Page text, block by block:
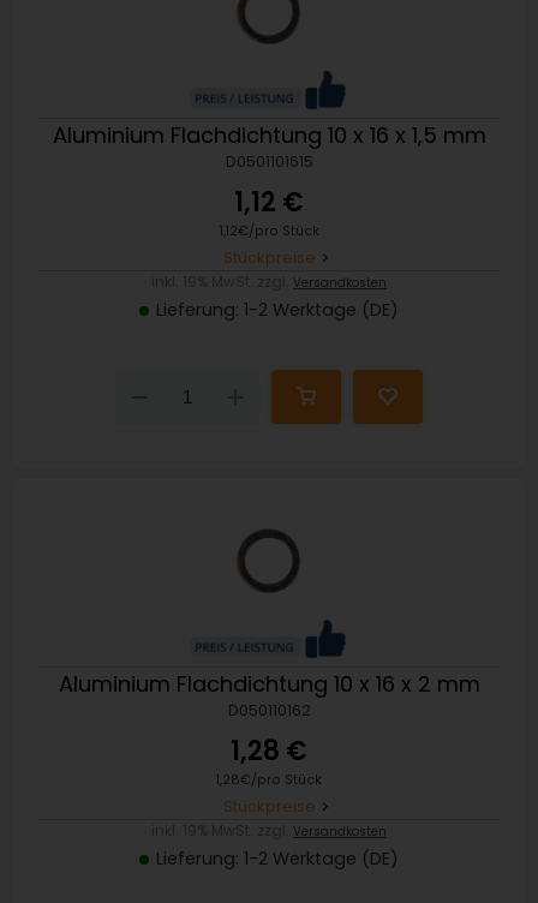
Aluminium Flachdichtung 10 x 16 x 1,5 mm
D0501101615
1,12 €
1,12€/pro Stück
Stückpreise
Versandkosten
Lieferung: 1-2 Werktage (DE)
Down
Aluminium Flachdichtung 10 x 16 x 2 mm
D050110162
1,28 €
1,28€/pro Stück
Stückpreise
Versandkosten
Lieferung: 1-2 Werktage (DE)